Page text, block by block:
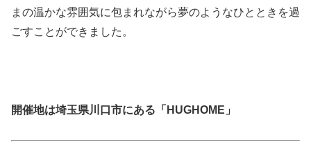
まの温かな雰囲気に包まれながら夢のようなひとときを過
ごすことができました。
開催地は埼玉県川口市にある「HUGHOME」